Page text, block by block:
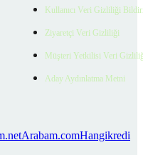
Kullanıcı Veri Gizliliği
Ziyaretçi Veri Gizliliği
Müşteri Yetkilisi Veri
Aday Aydınlatma Metni
Arabam.comHangikredi